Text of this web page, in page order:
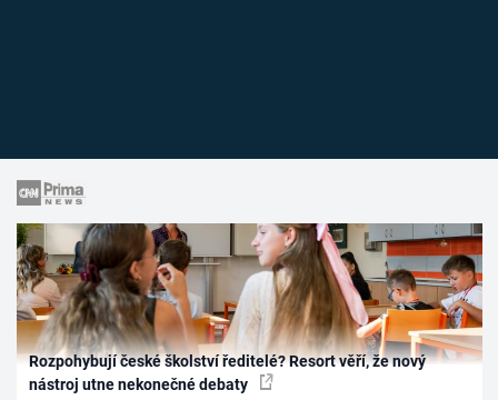
Rozpohybují české školství ředitelé? Resort věří, že nový
nástroj utne nekonečné debaty